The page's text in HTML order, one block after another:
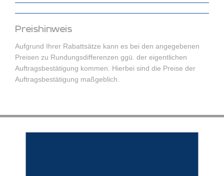
Preishinweis
Aufgrund Ihrer Rabattsätze kann es bei den angegebenen
Preisen zu Rundungsdifferenzen ggü. der eigentlichen
Auftragsbestätigung kommen. Hierbei sind die Preise der
Auftragsbestätigung maßgeblich.